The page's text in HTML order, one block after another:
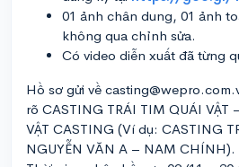
01 ảnh chân dung, 01 ảnh
không qua chỉnh sửa.
Có video diễn xuất đã từng
Hồ sơ gửi về
rõ CASTING TRÁI TIM QUÁI VẬT
VẬT CASTING (Ví dụ: CASTING
NGUYỄN VĂN A – NAM CHÍNH).